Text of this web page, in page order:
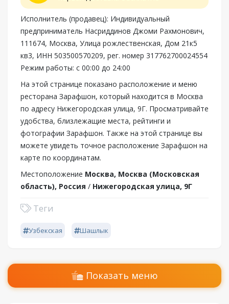
Исполнитель (продавец): Индивидуальный
предприниматель Насриддинов Джоми Рахмонович,
111674, Москва, Улица рожлественская, Дом 21к5
кв3, ИНН 503500570209, рег. номер 317762700024554
Режим работы: с 00:00 до 24:00
На этой странице показано расположение и меню
ресторана Зарафшон, который находится в Москва
по адресу Нижегородская улица, 9Г. Просматривайте
удобства, близлежащие места, рейтинги и
фотографии Зарафшон. Также на этой странице вы
можете увидеть точное расположение Зарафшон на
карте по координатам.
Местоположение Москва, Москва (Московская
область), Россия / Нижегородская улица, 9Г
Теги
Узбекская Шашлык
Показать меню